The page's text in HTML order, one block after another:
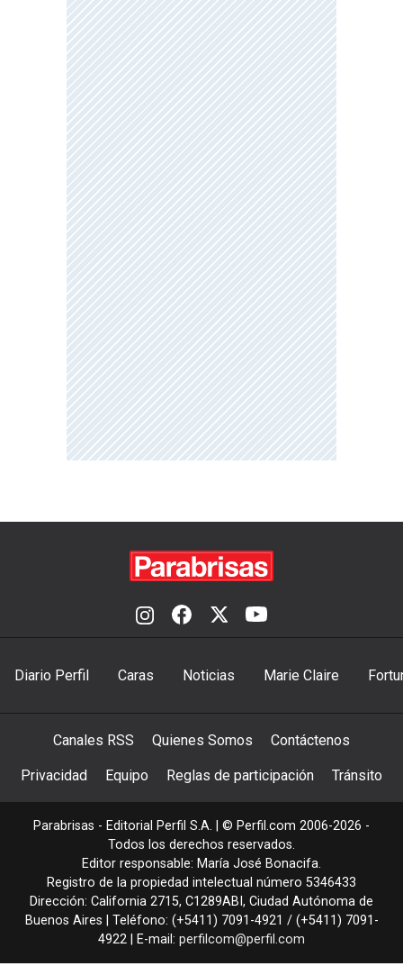
Diario Perfil Caras Noticias Marie Claire
Canales RSS Quienes Somos Contáctenos
Privacidad Equipo Reglas de participación Tránsito
Parabrisas - Editorial Perfil S.A. | © Perfil.com 2006-2026 -
Todos los derechos reservados.
Editor responsable: María José Bonacifa.
Registro de la propiedad intelectual número 5346433
Dirección: California 2715, C1289ABI , Ciudad Autónoma de
Buenos Aires | Teléfono: (+5411) 7091-4921 / (+5411) 7091-
4922 | E-mail: perfilcom@perfil.com